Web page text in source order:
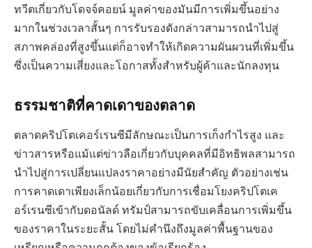
ทวีตเกี่ยวกับโดจจ์คอยน์ มูลค่าของมันมีการเพิ่มขึ้นอย่าง
มากในช่วงเวลาสั้นๆ การรับรองดังกล่าวสามารถนำไปสู่
สภาพคล่องที่สูงขึ้นแต่ก็อาจทำให้เกิดความผันผวนที่เพิ่มขึ้น
ซึ่งเป็นความเสี่ยงและโอกาสทั้งสำหรับผู้ค้าและนักลงทุน
ธรรมชาติที่คาดเดาของตลาด
ตลาดคริปโตเคอร์เรนซีมีลักษณะเป็นการเก็งกำไรสูง และ
ข่าวสารหรือแม้แต่ข่าวลือเกี่ยวกับบุคคลที่มีอิทธิพลสามารถ
นำไปสู่การเปลี่ยนแปลงราคาอย่างมีนัยสำคัญ ตัวอย่างเช่น
การคาดเดาเพียงเล็กน้อยเกี่ยวกับการเชื่อมโยงคริปโตเค
อร์เรนซีเข้ากับดอนัลด์ ทรัมป์สามารถขับเคลื่อนการเพิ่มขึ้น
ของราคาในระยะสั้น โดยไม่คำนึงถึงมูลค่าพื้นฐานของ